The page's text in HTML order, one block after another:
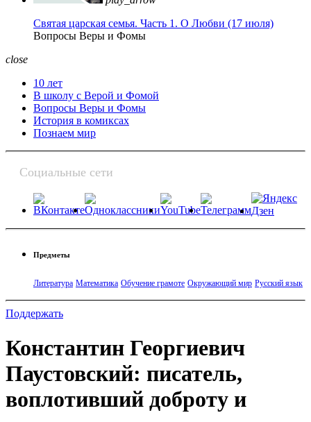
Святая царская семья. Часть 1. О Любви (17 июля)
Вопросы Веры и Фомы
close
10 лет
В школу с Верой и Фомой
Вопросы Веры и Фомы
История в комиксах
Познаем мир
Социальные сети
Предметы
Литература Математика Обучение грамоте Окружающий мир Русский язык
Поддержать
Константин Георгиевич
Паустовский: писатель,
воплотивший доброту и